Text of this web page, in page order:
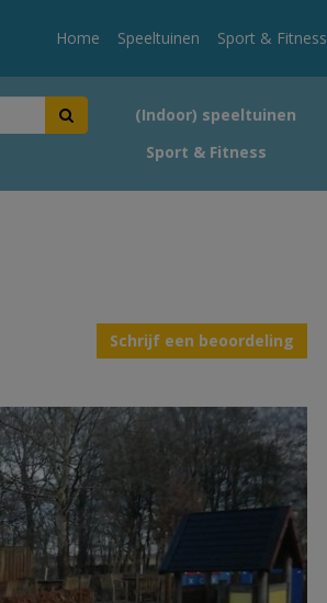
Home Speeltuinen Sport & Fitness
(Indoor) speeltuinen
Sport & Fitness
Schrijf een beoordeling